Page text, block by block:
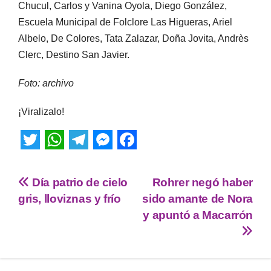
Chucul, Carlos y Vanina Oyola, Diego González,
Escuela Municipal de Folclore Las Higueras, Ariel
Albelo, De Colores, Tata Zalazar, Doña Jovita, Andrès
Clerc, Destino San Javier.
Foto: archivo
¡Viralizalo!
w
i
h
a
e
l
e
s
a
c
Rohrer negó haber
sido amante de Nora
y apuntó a Macarrón
Día patrio de cielo
gris, lloviznas y frío